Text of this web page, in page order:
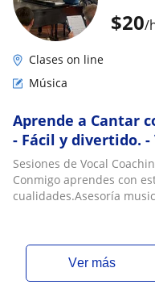
$20/
Clases on line
Música
Aprende a Cantar
- Fácil y divertido. -
Sesiones de Vocal
Conmigo aprendes con
cualidades.Asesoría
ver más